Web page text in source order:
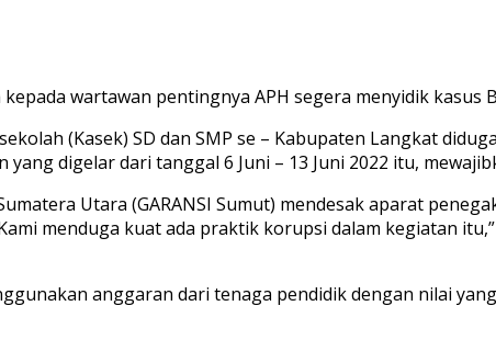
wartawan pentingnya APH segera menyidik kasus
(Kasek) SD dan SMP se – Kabupaten Langkat
digelar dari tanggal 6 Juni – 13 Juni 2022 itu,
Utara (GARANSI Sumut) mendesak aparat
menduga kuat ada praktik korupsi dalam kegiatan
anggaran dari tenaga pendidik dengan nilai